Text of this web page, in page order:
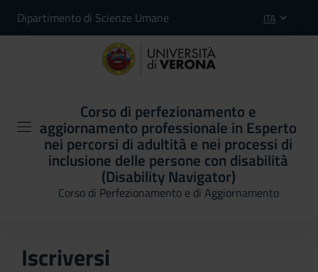
Dipartimento di Scienze Umane ITA
Corso di perfezionamento e
aggiornamento professionale in Esperto
nei percorsi di adultità e nei processi di
inclusione delle persone con disabilità
(Disability Navigator)
Corso di Perfezionamento e di Aggiornamento
Iscriversi